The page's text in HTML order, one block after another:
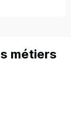
métiers